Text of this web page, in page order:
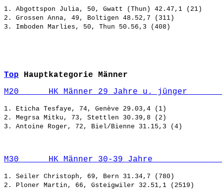
1. Abgottspon Julia, 50, Gwatt (Thun) 42.47,1 (21)
2. Grossen Anna, 49, Boltigen 48.52,7 (311)
Top
Hauptkategorie Männer
M20      HK Männer 29 Jahre u. jünger
1. Eticha Tesfaye, 74, Genève 29.03,4 (1)
2. Megrsa Mitku, 73, Stettlen 30.39,8 (2)
M30      HK Männer 30-39 Jahre
1. Seiler Christoph, 69, Bern 31.34,7 (780)
2. Ploner Martin, 66, Gsteigwiler 32.51,1 (2519)